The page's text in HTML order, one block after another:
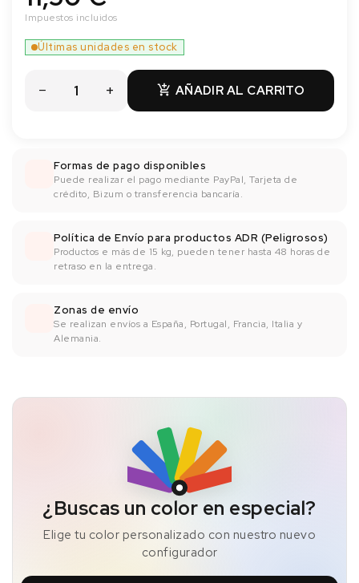
Impuestos incluidos
 AÑADIR AL CARRITO
Últimas unidades en stock
Formas de pago disponibles
Puede realizar el pago mediante PayPal, Tarjeta de
crédito, Bizum o transferencia bancaría.
Política de Envío para productos ADR (Peligrosos)
Productos e más de 15 kg, pueden tener hasta 48 horas de
retraso en la entrega.
Zonas de envío
Se realizan envíos a España, Portugal, Francia, Italia y
Alemania.
¿Buscas un color en especial?
Elige tu color personalizado con nuestro nuevo
configurador